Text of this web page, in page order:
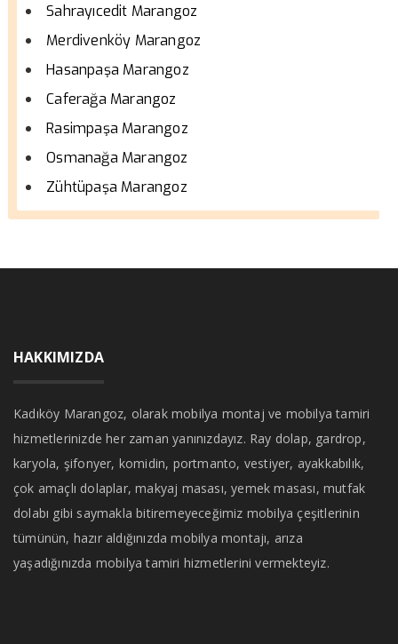
Sahrayıcedit Marangoz
Merdivenköy Marangoz
Hasanpaşa Marangoz
Caferağa Marangoz
Rasimpaşa Marangoz
Osmanağa Marangoz
Zühtüpaşa Marangoz
HAKKIMIZDA
Kadıköy Marangoz, olarak mobilya montaj ve mobilya tamiri
hizmetlerinizde her zaman yanınızdayız. Ray dolap, gardrop,
karyola, şifonyer, komidin, portmanto, vestiyer, ayakkabılık,
çok amaçlı dolaplar, makyaj masası, yemek masası, mutfak
dolabı gibi saymakla bitiremeyeceğimiz mobilya çeşitlerinin
tümünün, hazır aldığınızda mobilya montajı, arıza
yaşadığınızda mobilya tamiri hizmetlerini vermekteyiz.